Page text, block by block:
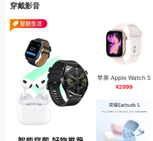
穿戴影音
苹果 Apple Watch S
eries 11 GPS版
¥2999